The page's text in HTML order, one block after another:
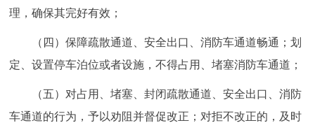
理，确保其完好有效；
（四）保障疏散通道、安全出口、消防车通道畅通；划
定、设置停车泊位或者设施，不得占用、堵塞消防车通道；
（五）对占用、堵塞、封闭疏散通道、安全出口、消防
车通道的行为，予以劝阻并督促改正；对拒不改正的，及时